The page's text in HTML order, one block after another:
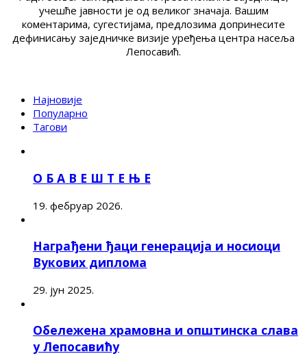
учешће јавности је од великог значаја. Вашим
коментарима, сугестијама, предлозима допринесите
дефинисању заједничке визије уређења центра насеља
Лепосавић.
Најновије
Популарно
Тагови
О Б А В Е Ш Т Е Њ Е
19. фебруар 2026.
Награђени ђаци генерација и носиоци
Вукових диплома
29. јун 2025.
Обележена храмовна и општинска слава
у Лепосавићу